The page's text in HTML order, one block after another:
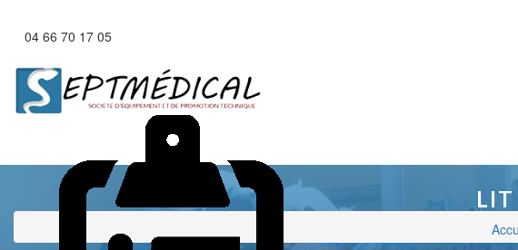
04 66 70 17 05
LIT